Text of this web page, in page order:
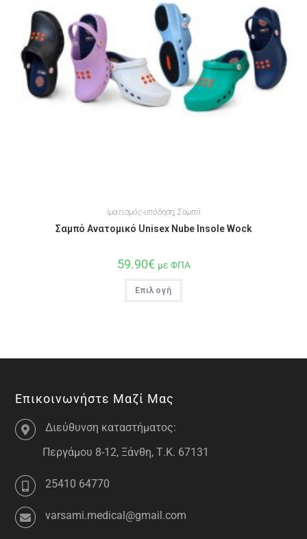
Ιματισμός-υπόδηση, Σαμπό
Σαμπό Ανατομικό Unisex Nube Insole Wock
59.90€ με ΦΠΑ
Επιλογή
Επικοινωνήστε Μαζί Μας
Διεύθυνση καταστήματος:
Περγάμου 8-12, Ξάνθη, Τ.Κ. 67131
25410 64770
varsami.medical@gmail.com